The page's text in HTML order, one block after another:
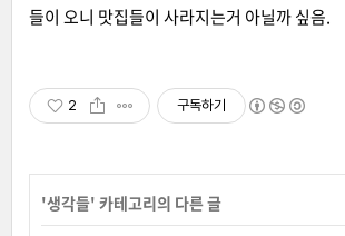
들이 오니 맛집들이 사라지는거 아닐까 싶음.
2 구독하기
'생각들' 카테고리의 다른 글